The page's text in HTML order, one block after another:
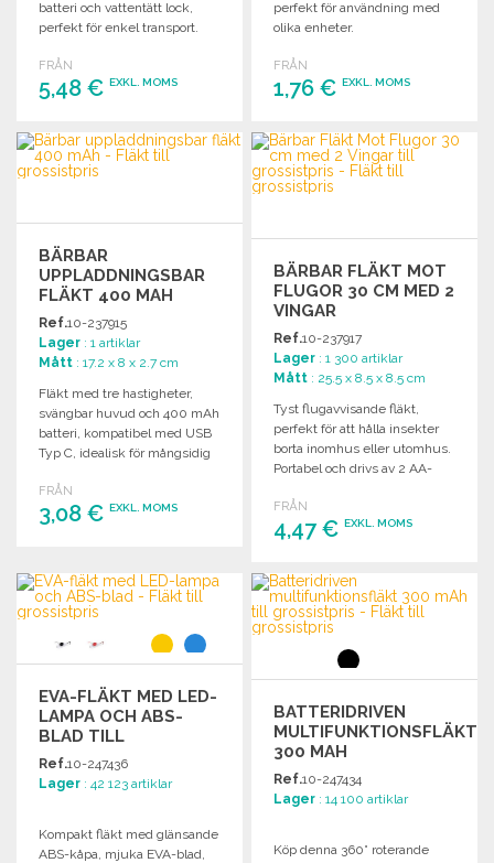
batteri och vattentätt lock,
perfekt för enkel transport.
FRÅN
5,48 € EXKL. MOMS
BESTÄLL
Begär offert
perfekt för användning med
olika enheter.
FRÅN
1,76 €EXKL. MOMS
BESTÄLL
Begär offert
BÄRBAR
UPPLADDNINGSBAR
FLÄKT 400 MAH
Ref.10-237915
Lager : 1 artiklar
Mått : 17.2 x 8 x 2.7 cm
Fläkt med tre hastigheter,
svängbar huvud och 400 mAh
batteri, kompatibel med USB
Typ C, idealisk för mångsidig
FRÅN
3,08 € EXKL. MOMS
Begär offert
BÄRBAR FLÄKT MOT
FLUGOR 30 CM MED 2
VINGAR
Ref.10-237917
Lager : 1 300 artiklar
Mått : 25.5 x 8.5 x 8.5 cm
Tyst flugavvisande fläkt,
perfekt för att hålla insekter
borta inomhus eller utomhus.
Portabel och drivs av 2 AA-
FRÅN
4,47 €EXKL. MOMS
BESTÄLL
Begär offert
EVA-FLÄKT MED LED-
LAMPA OCH ABS-
BLAD TILL
GROSSISTPRIS
Ref.10-247436
Lager : 42 123 artiklar
Kompakt fläkt med glänsande
ABS-kåpa, mjuka EVA-blad,
BATTERIDRIVEN
MULTIFUNKTIONSFLÄKT
300 MAH
Ref.10-247434
Lager : 14 100 artiklar
Köp denna 360° roterande